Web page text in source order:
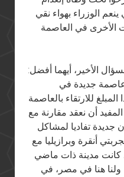
الوزراء بهواء نقي
الأخرى في العاصمة
الأخير، أيهما أفضل:
لبناء عاصمة جديدة في
للارتقاء بالعاصمة
أن نعقد مقارنة مع
تفاديا لمشاكل
أنقرة وبرازيليا مع
كانت مدينة ذات ماضي
ولنا هنا في مصر، في